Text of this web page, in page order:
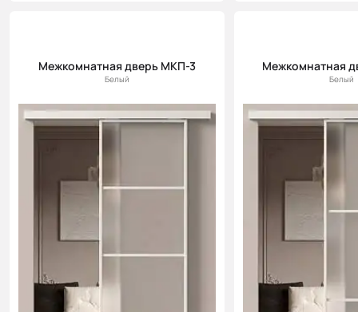
Межкомнатная дверь МКП-3
Белый
Межкомнатная
Белый